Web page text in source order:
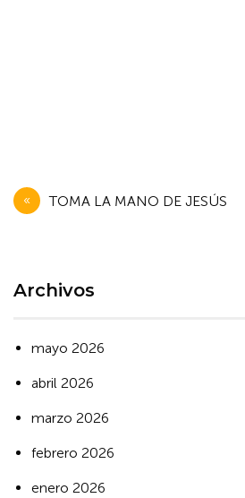
Navegación
de
TOMA LA MANO DE JESÚS
Archivos
mayo 2026
abril 2026
marzo 2026
febrero 2026
enero 2026